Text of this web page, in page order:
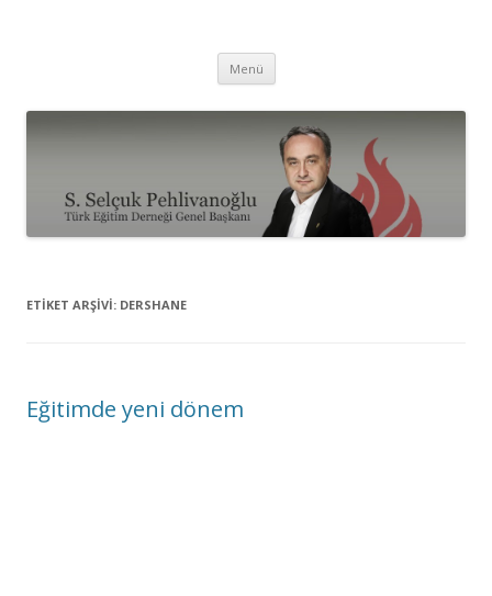
Menü İçeriğe
ETIKET ARŞIVI: DERSHANE
Eğitimde yeni dönem